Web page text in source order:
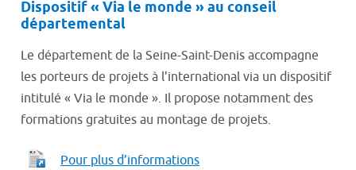
Dispositif « Via le monde » au conseil
départemental
Le département de la Seine-Saint-Denis accompagne
les porteurs de projets à l’international via un dispositif
intitulé « Via le monde ». Il propose notamment des
formations gratuites au montage de projets.
Pour plus d’informations